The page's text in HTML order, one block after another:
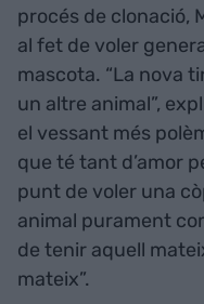
procés de clonació,
al fet de voler
mascota. “La nova
un altre animal”,
el vessant més
que té tant d’amor
punt de voler una
animal purament
de tenir aquell
mateix”.